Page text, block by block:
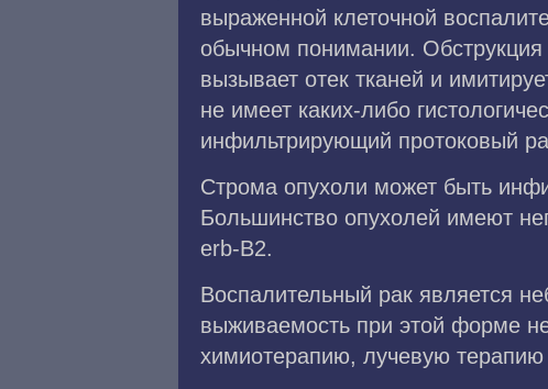
выраженной клеточной
обычном понимании.
вызывает отек тканей и
не имеет каких-либо
инфильтрирующий протоковый
Строма опухоли может быть
Большинство опухолей имеют
erb-B2.
Воспалительный рак является
выживаемость при этой форме
химиотерапию, лучевую